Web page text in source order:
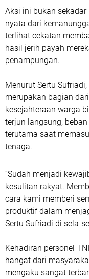
Aksi ini bukan
nyata dari
terlihat cekatan
hasil jerih payah
penampungan.
Menurut Sertu
merupakan bagian
kesejahteraan warga
terjun langsung,
terutama saat
tenaga.
“Sudah menjadi
kesulitan rakyat.
cara kami memberi
produktif dalam
Sertu Sufriadi di sela-
Kehadiran personel
hangat dari
mengaku sangat